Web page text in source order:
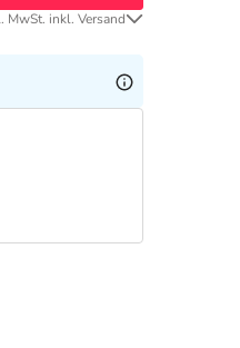
MwSt. inkl. Versand